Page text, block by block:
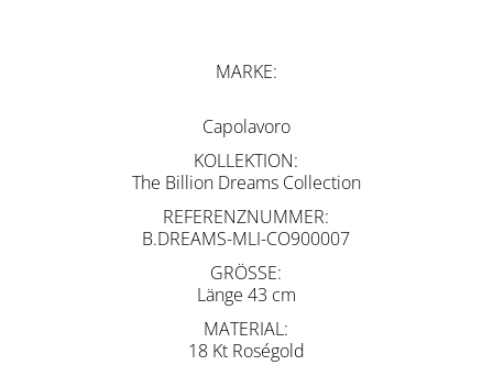
MARKE
Capolavoro
KOLLEKTION
The Billion Dreams Collection
REFERENZNUMMER
B.DREAMS-MLI-CO900007
GRÖSSE
Länge 43 cm
MATERIAL
18 Kt Roségold